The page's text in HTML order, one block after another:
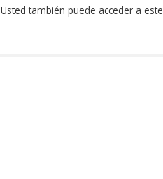
Usted también puede acceder a